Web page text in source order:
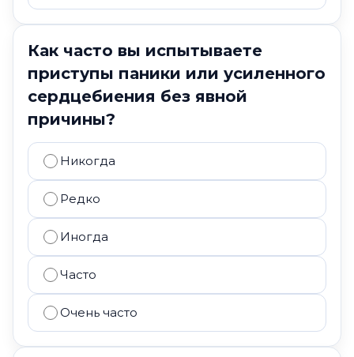
Как часто вы испытываете
приступы паники или усиленного
сердцебиения без явной
причины?
Никогда
Редко
Иногда
Часто
Очень часто